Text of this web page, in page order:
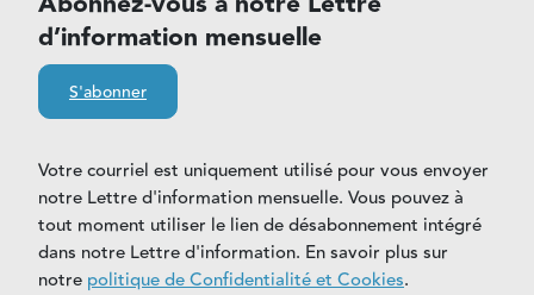
d’information mensuelle
S'abonner
Votre courriel est uniquement utilisé pour vous envoyer
notre Lettre d'information mensuelle. Vous pouvez à
tout moment utiliser le lien de désabonnement intégré
dans notre Lettre d'information. En savoir plus sur
notre politique de Confidentialité et Cookies.